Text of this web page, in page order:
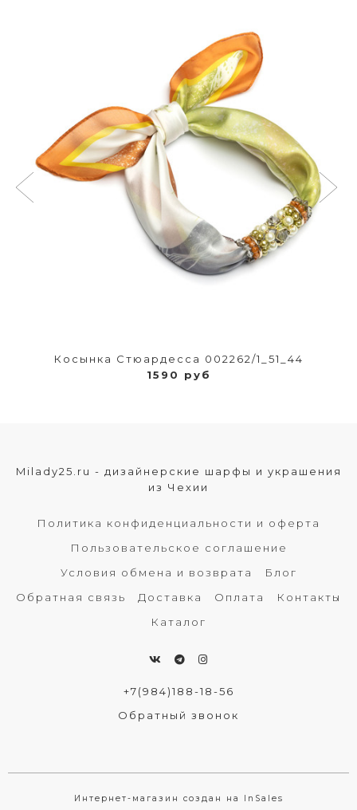
Косынка Стюардесса 002262/1_51_44
1590 руб
Milady25.ru - дизайнерские шарфы и украшения
из Чехии
Политика конфиденциальности и оферта
Пользовательское соглашение
Условия обмена и возврата
Блог
Обратная связь
Доставка Оплата
Контакты
Каталог
+7(984)188-18-56
Обратный звонок
Интернет-магазин создан на InSales